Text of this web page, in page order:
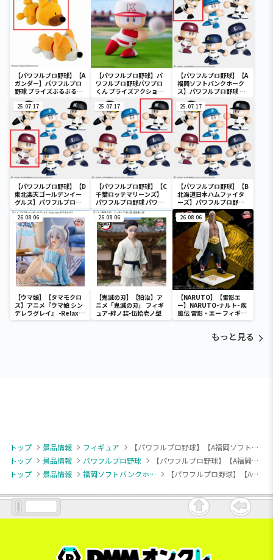
【パワフルプロ野球】【A
ガンダー】パワフルプロ
野球 プライズぶるぶるミ
ニぬいぐるみ
【パワフルプロ野球】パ
ワフルプロ野球パワプロ
くん プライズアクション
フィギュア
【パワフルプロ野球】【A
福岡ソフトバンクホーク
ス】パワフルプロ野球 パ
ワプロくん プライズアク
ションフィギュア パシフ
ィック・リーグ
25.07.17
【パワフルプロ野球】【D
東北楽天ゴールデンイー
グルス】パワフルプロ野
球 パワプロくん プライズ
アクションフィギュア パ
シフィック・リーグ
25.07.17
【パワフルプロ野球】【C
千葉ロッテマリーンズ】
パワフルプロ野球 パワプ
ロくん プライズアクショ
ンフィギュア パシフィッ
ク・リーグ
25.07.17
【パワフルプロ野球】【B
北海道日本ハムファイタ
ーズ】パワフルプロ野球
パワプロくん プライズア
クションフィギュア パシ
フィック・リーグ
26.08.06
【ウマ娘】【タマモクロ
ス】アニメ『ウマ娘 シン
デレラグレイ』 -Relax
time-タマモクロス
26.08.06
【鬼滅の刃】【狛治】ア
ニメ「鬼滅の刃」 フィギ
ュア-絆ノ装-伍拾壱ノ型
26.08.06
【NARUTO】【雷影エ
ー】NARUTO-ナルト- 疾
風伝 雷影・エー フィギュ
ア～五影集結…!!～
もっと見る
トップ 景品情報 フィギュア
【パワフルプロ野球】【A福岡ソフトバンクホークス】パワフルプロ野球 パワプロくん プライズアクションフィギュア パシフィック・リーグ
トップ
景品情報 パワフルプロ野球
【パワフルプロ野球】【A福岡ソフトバンクホークス】パワフルプロ野球 パワプロくん プライズアクションフィギュア パシフィック・リーグ
トップ
景品情報 福岡ソフトバンクホークス 【パワフルプロ野球】【A福岡ソフトバンクホークス】パワフルプロ野球 パワプロくん プライズアクションフィギュア パシフィック・リーグ